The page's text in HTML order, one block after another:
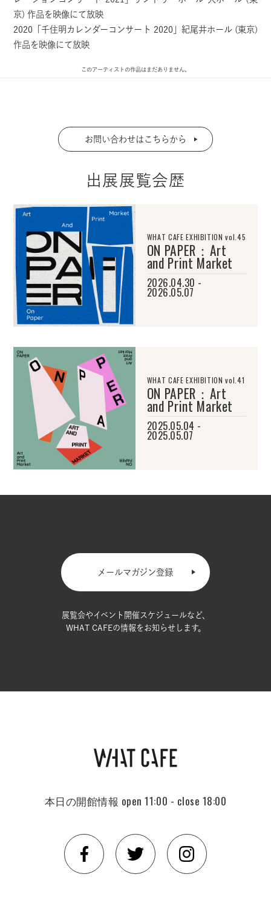
京) 作品を映像にて放映
2020「千住明カレンダーコンサート 2020」紀尾井ホール (東京)
作品を映像にて放映
このアーティストの作品はまだありません。
お問い合わせはこちらから
出展展覧会歴
WHAT CAFE EXHIBITION vol.45
ON PAPER：Art
and Print Market
2026.04.30 -
2026.05.07
WHAT CAFE EXHIBITION vol.41
ON PAPER：Art
and Print Market
2025.05.04 -
2025.05.07
メールマガジン登録
展覧会やイベント開催スケジュールなど、
WHAT CAFEの情報をお知らせします。
本日の開館情報 open 11:00 - close 18:00